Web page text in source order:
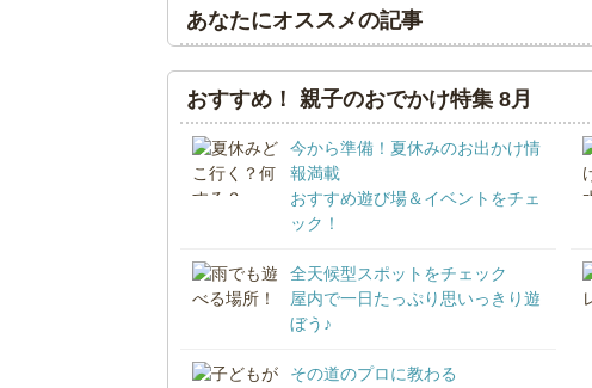
あなたにオススメの記事
おすすめ！ 親子のおでかけ特集 8月
今から準備！夏休みのお出かけ情
報満載
おすすめ遊び場＆イベントをチェ
ック！
全天候型スポットをチェック
屋内で一日たっぷり思いっきり遊
ぼう♪
その道のプロに教わる